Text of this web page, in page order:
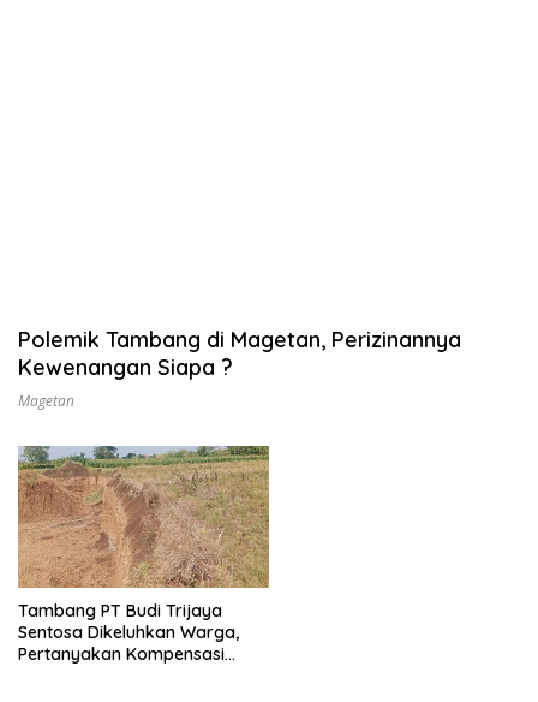
Polemik Tambang di Magetan, Perizinannya
Kewenangan Siapa ?
Magetan
Tambang PT Budi Trijaya
Sentosa Dikeluhkan Warga,
Pertanyakan Kompensasi